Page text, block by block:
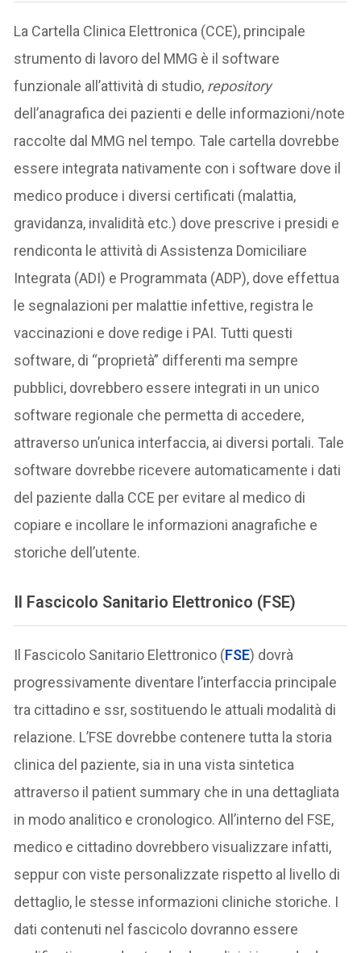
La Cartella Clinica Elettronica (CCE), principale
strumento di lavoro del MMG è il software
funzionale all’attività di studio, repository
dell’anagrafica dei pazienti e delle informazioni/note
raccolte dal MMG nel tempo. Tale cartella dovrebbe
essere integrata nativamente con i software dove il
medico produce i diversi certificati (malattia,
gravidanza, invalidità etc.) dove prescrive i presidi e
rendiconta le attività di Assistenza Domiciliare
Integrata (ADI) e Programmata (ADP), dove effettua
le segnalazioni per malattie infettive, registra le
vaccinazioni e dove redige i PAI. Tutti questi
software, di “proprietà” differenti ma sempre
pubblici, dovrebbero essere integrati in un unico
software regionale che permetta di accedere,
attraverso un’unica interfaccia, ai diversi portali. Tale
software dovrebbe ricevere automaticamente i dati
del paziente dalla CCE per evitare al medico di
copiare e incollare le informazioni anagrafiche e
storiche dell’utente.
Il Fascicolo Sanitario Elettronico (FSE)
Il Fascicolo Sanitario Elettronico (FSE) dovrà
progressivamente diventare l’interfaccia principale
tra cittadino e ssr, sostituendo le attuali modalità di
relazione. L’FSE dovrebbe contenere tutta la storia
clinica del paziente, sia in una vista sintetica
attraverso il patient summary che in una dettagliata
in modo analitico e cronologico. All’interno del FSE,
medico e cittadino dovrebbero visualizzare infatti,
seppur con viste personalizzate rispetto al livello di
dettaglio, le stesse informazioni cliniche storiche. I
dati contenuti nel fascicolo dovranno essere